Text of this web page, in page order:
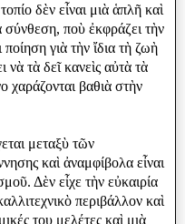
δὲν εἶναι μιὰ ἁπλῆ καὶ
ποὺ ἐκφράζει τὴν
ποίηση γιὰ τὴν ἴδια τὴ ζωὴ
νὰ τὰ δεῖ κανεὶς αὐτὰ τὰ
χαράζονται βαθιὰ στὴν
μεταξὺ τῶν
καὶ ἀναμφίβολα εἶναι
Δὲν εἶχε τὴν εὐκαιρία
περιβάλλον καὶ
του μελέτες καὶ μιὰ